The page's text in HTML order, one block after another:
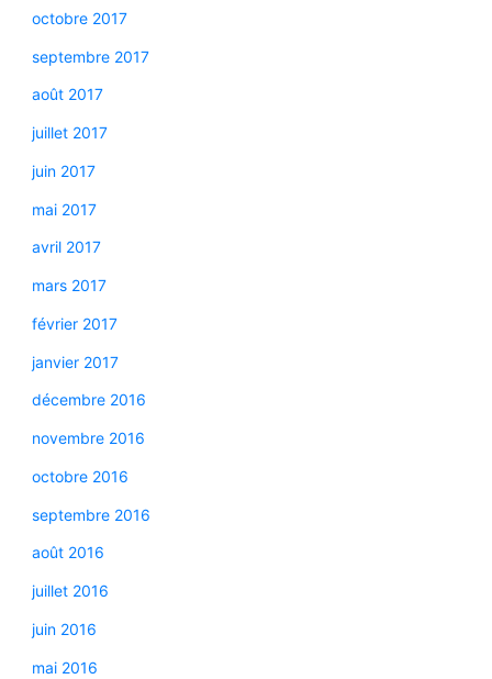
octobre 2017
septembre 2017
août 2017
juillet 2017
juin 2017
mai 2017
avril 2017
mars 2017
février 2017
janvier 2017
décembre 2016
novembre 2016
octobre 2016
septembre 2016
août 2016
juillet 2016
juin 2016
mai 2016